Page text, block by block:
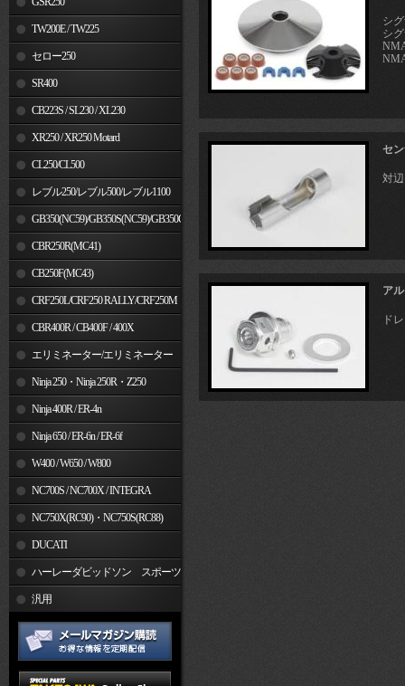
TW200E / TW225
セロー250
SR400
CB223S / SL230 / XL230
XR250 / XR250 Motard
CL250/CL500
レブル250/レブル500/レブル1100
GB350(NC59)/GB350S(NC59)/GB350C(NC64)
CBR250R(MC41)
CB250F(MC43)
CRF250L/CRF250 RALLY/CRF250M
CBR400R / CB400F / 400X
エリミネーター/エリミネーター
SE Ninja 250・Ninja 250R・Z250
Ninja 400R / ER-4n
Ninja 650 / ER-6n / ER-6f
W400 / W650 / W800
NC700S / NC700X / INTEGRA
NC750X(RC90)・NC750S(RC88)
DUCATI
ハーレーダビッドソン スポーツ
スター汎用
シ
シ
セ
対
ア
ド